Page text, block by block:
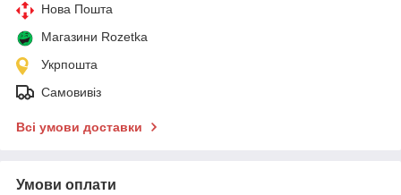
Нова Пошта
Магазини Rozetka
Укрпошта
Самовивіз
Всі умови доставки
Умови оплати